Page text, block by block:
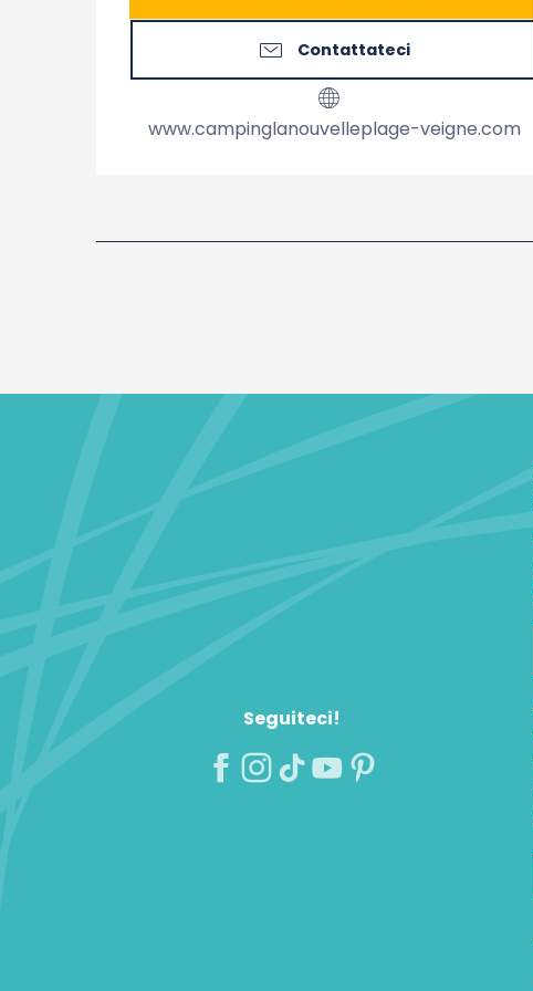
Contattateci
www.campinglanouvelleplage-veigne.com
Seguiteci!